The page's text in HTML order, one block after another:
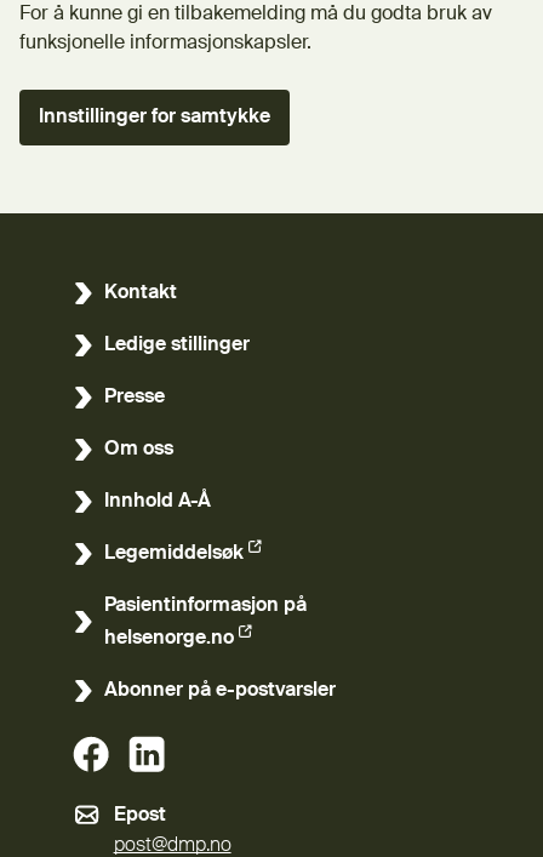
For å kunne gi en tilbakemelding må du godta bruk av
funksjonelle informasjonskapsler.
Innstillinger for samtykke
Kontakt
Ledige stillinger
Presse
Om oss
Innhold A-Å
Legemiddelsøk
(Ekstern lenke)
Pasientinformasjon på
helsenorge.no
(Ekstern lenke)
Abonner på e-postvarsler
(Ekstern lenke)
Epost
post@dmp.no